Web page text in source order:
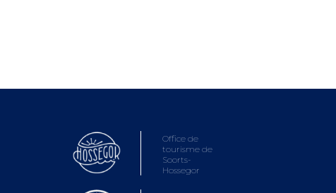
Office de
tourisme de
Soorts-
Hossegor